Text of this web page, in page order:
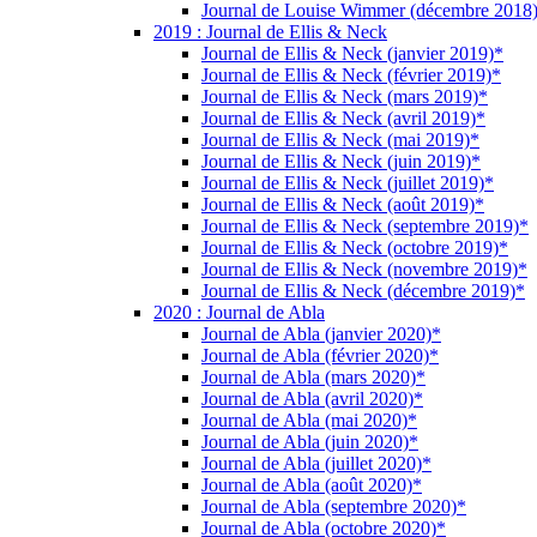
Journal de Louise Wimmer (décembre
2019 : Journal de Ellis & Neck
Journal de Ellis & Neck (janvier 2019)*
Journal de Ellis & Neck (février 2019)*
Journal de Ellis & Neck (mars 2019)*
Journal de Ellis & Neck (avril 2019)*
Journal de Ellis & Neck (mai 2019)*
Journal de Ellis & Neck (juin 2019)*
Journal de Ellis & Neck (juillet 2019)*
Journal de Ellis & Neck (août 2019)*
Journal de Ellis & Neck (septembre 2019)*
Journal de Ellis & Neck (octobre 2019)*
Journal de Ellis & Neck (novembre 2019)*
Journal de Ellis & Neck (décembre 2019)*
2020 : Journal de Abla
Journal de Abla (janvier 2020)*
Journal de Abla (février 2020)*
Journal de Abla (mars 2020)*
Journal de Abla (avril 2020)*
Journal de Abla (mai 2020)*
Journal de Abla (juin 2020)*
Journal de Abla (juillet 2020)*
Journal de Abla (août 2020)*
Journal de Abla (septembre 2020)*
Journal de Abla (octobre 2020)*